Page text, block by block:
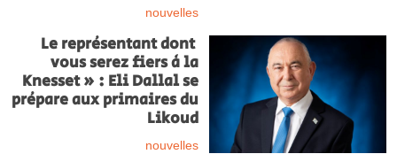
nouvelles
Le représentant dont
vous serez fiers à la
Knesset » : Eli Dallal se
prépare aux primaires du
Likoud
nouvelles